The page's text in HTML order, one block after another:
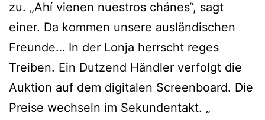
zu. „Ahí vienen nuestros chánes“, sagt
einer. Da kommen unsere ausländischen
Freunde… In der Lonja herrscht reges
Treiben. Ein Dutzend Händler verfolgt die
Auktion auf dem digitalen Screenboard. Die
Preise wechseln im Sekundentakt. „